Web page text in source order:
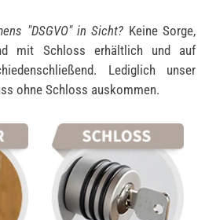
"DSGVO" in Sicht? Keine Sorge,
mit Schloss erhältlich und auf
Lediglich unser
ohne Schloss auskommen.